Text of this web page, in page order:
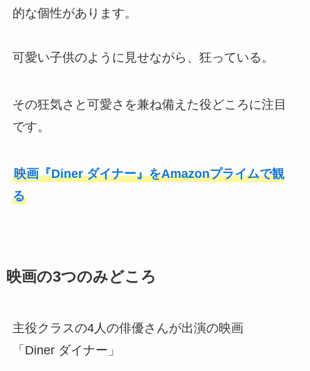
的な個性があります。
可愛い子供のように見せながら、狂っている。
その狂気さと可愛さを兼ね備えた役どころに注目
です。
映画『Diner ダイナー』をAmazonプライムで観
る
映画の3つのみどころ
主役クラスの4人の俳優さんが出演の映画
「Diner ダイナー」